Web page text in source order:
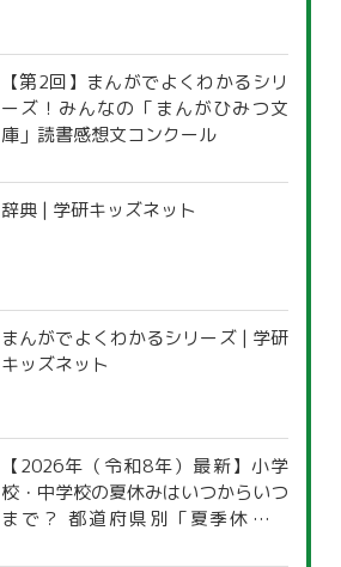
【第2回】まんがでよくわかるシリ
ーズ！みんなの「まんがひみつ文
庫」読書感想文コンクール
辞典 | 学研キッズネット
まんがでよくわかるシリーズ | 学研
キッズネット
【2026年（令和8年）最新】小学
校・中学校の夏休みはいつからいつ
まで？ 都道府県別「夏季休暇一